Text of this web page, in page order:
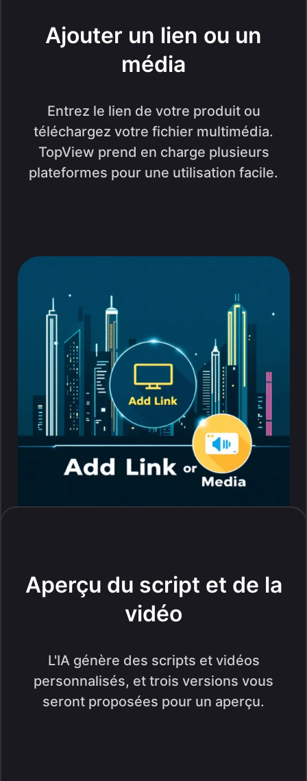
Ajouter un lien ou un
média
Entrez le lien de votre produit ou
téléchargez votre fichier multimédia.
TopView prend en charge plusieurs
plateformes pour une utilisation facile.
Aperçu du script et de la
vidéo
L'IA génère des scripts et vidéos
personnalisés, et trois versions vous
seront proposées pour un aperçu.